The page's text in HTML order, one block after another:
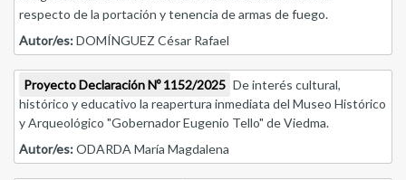
respecto de la portación y tenencia de armas de fuego.
Autor/es:DOMÍNGUEZ César Rafael
Proyecto Declaración Nº 1152/2025 De interés cultural,
histórico y educativo la reapertura inmediata del Museo Histórico
y Arqueológico "Gobernador Eugenio Tello" de Viedma.
Autor/es:ODARDA María Magdalena